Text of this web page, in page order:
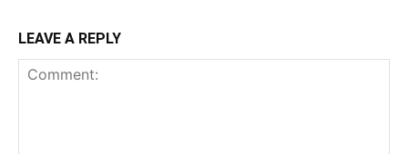
LEAVE A REPLY